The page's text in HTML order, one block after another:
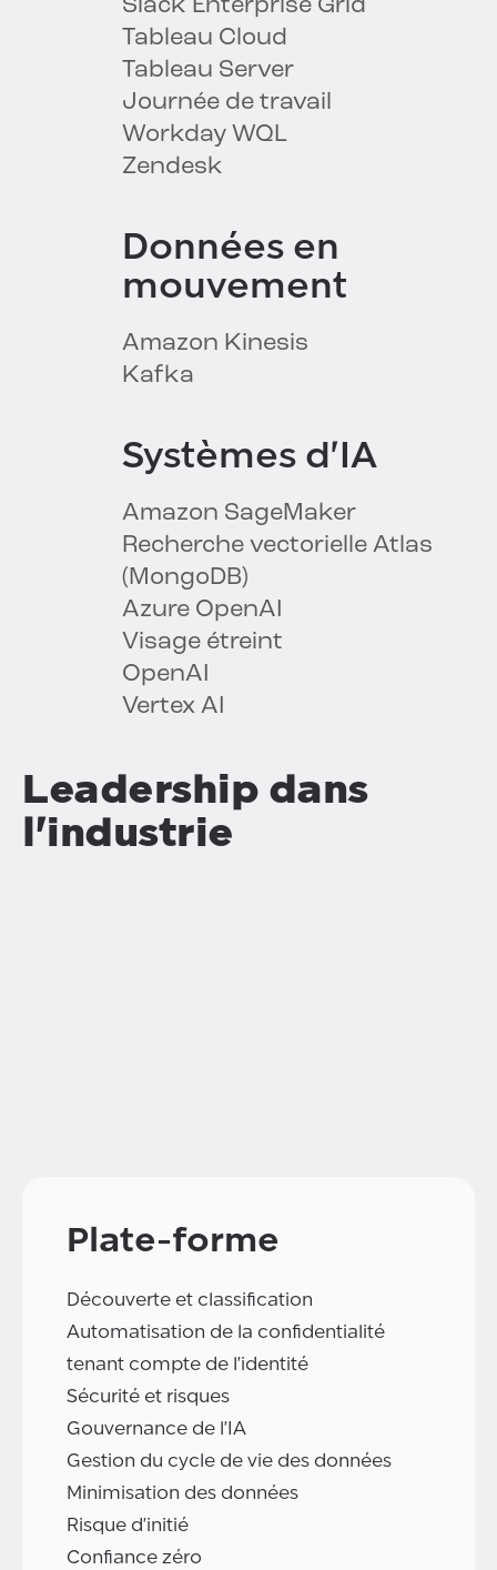
Slack Enterprise Grid
Tableau Cloud
Tableau Server
Journée de travail
Workday WQL
Zendesk
Données en
mouvement
Amazon Kinesis
Kafka
Systèmes d'IA
Amazon SageMaker
Recherche vectorielle Atlas
(MongoDB)
Azure OpenAI
Visage étreint
OpenAI
Vertex AI
Leadership dans
l'industrie
Plate-forme
Découverte et classification
Automatisation de la confidentialité
tenant compte de l'identité
Sécurité et risques
Gouvernance de l'IA
Gestion du cycle de vie des données
Minimisation des données
Risque d'initié
Confiance zéro